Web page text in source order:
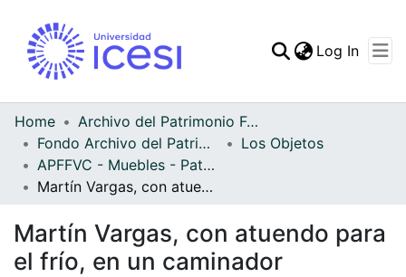
Statistics
Log In
Home
Archivo del Patrimonio Fotográfico y Fílmico del Valle del Cauca
Fondo Archivo del Patrimonio Fotográfico y Fílmico del Valle del Cauca
Los Objetos
APFFVC - Muebles - Patrimonial
Martín Vargas, con atuendo para el frío, en un caminador
Martín Vargas, con atuendo para
el frío, en un caminador